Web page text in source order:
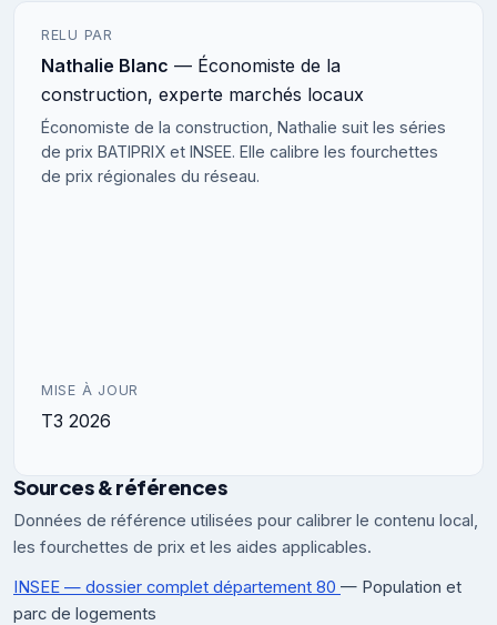
RELU PAR
Nathalie Blanc — Économiste de la
construction, experte marchés locaux
Économiste de la construction, Nathalie suit les séries
de prix BATIPRIX et INSEE. Elle calibre les fourchettes
de prix régionales du réseau.
MISE À JOUR
T3 2026
Sources & références
Données de référence utilisées pour calibrer le contenu local,
les fourchettes de prix et les aides applicables.
INSEE — dossier complet département 80 — Population et
parc de logements